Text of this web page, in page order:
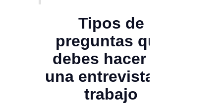
Tipos de
preguntas que
debes hacer en
una entrevista de
trabajo